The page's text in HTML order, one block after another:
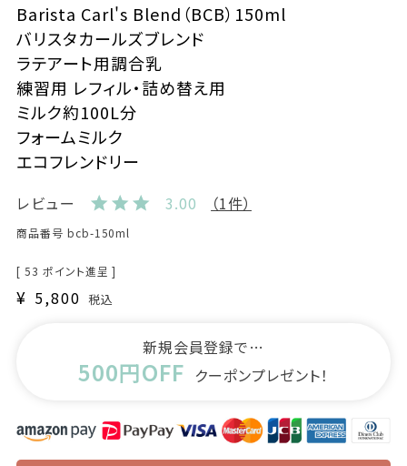
Barista Carl's Blend（BCB）150ml
バリスタカールズブレンド
ラテアート用調合乳
練習用 レフィル・詰め替え用
ミルク約100L分
フォームミルク
エコフレンドリー
レビュー 3.00 （1件）
商品番号 bcb-150ml
[ 53 ポイント進呈 ]
¥ 5,800 税込
新規会員登録で…
500円OFF クーポンプレゼント！